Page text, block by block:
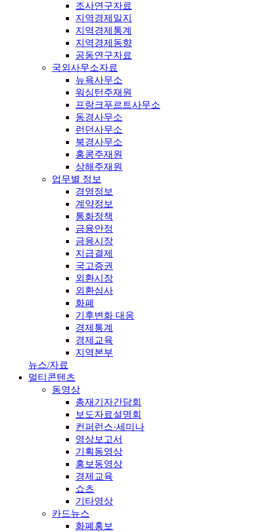
조사연구자료
지역경제일지
지역경제통계
지역경제동향
공동연구자료
국외사무소자료
뉴욕사무소
워싱턴주재원
프랑크푸르트사무소
동경사무소
런던사무소
북경사무소
홍콩주재원
상해주재원
업무별 정보
경영정보
계약정보
통화정책
금융안정
금융시장
지급결제
국고증권
외환시장
외환심사
화폐
기후변화 대응
경제통계
경제교육
지역본부
뉴스/자료
멀티콘텐츠
동영상
총재기자간담회
보도자료설명회
컨퍼런스·세미나
영상보고서
기획동영상
홍보동영상
경제교육
쇼츠
기타영상
카드뉴스
화폐홍보